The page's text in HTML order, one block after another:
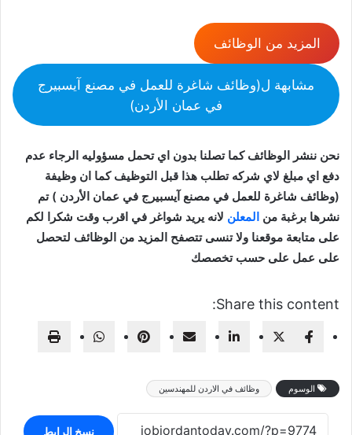
المزيد من الوظائف
مشابهة ل(وظائف شاغرة للعمل في مصنع آيسبيرج
في عمان الأردن)
نحن ننشر الوظائف كما تصلنا بدون اي تحمل مسؤوليه الرجاء عدم
دفع اي مبلغ لاي شركه تطلب هذا قبل التوظيف كما ان وظيفة
(وظائف شاغرة للعمل في مصنع آيسبيرج في عمان الأردن ) تم
نشرها برغبة من المعلن لانه يريد شواغر في اقرب وقت شكرا لكم
على متابعة موقعنا ولا تنسى تتصفح المزيد من الوظائف لتحصل
على عمل على حسب تخصصك
Share this content:
الوسوم وظائف في الاردن للمهندسين
نسخ الرابط